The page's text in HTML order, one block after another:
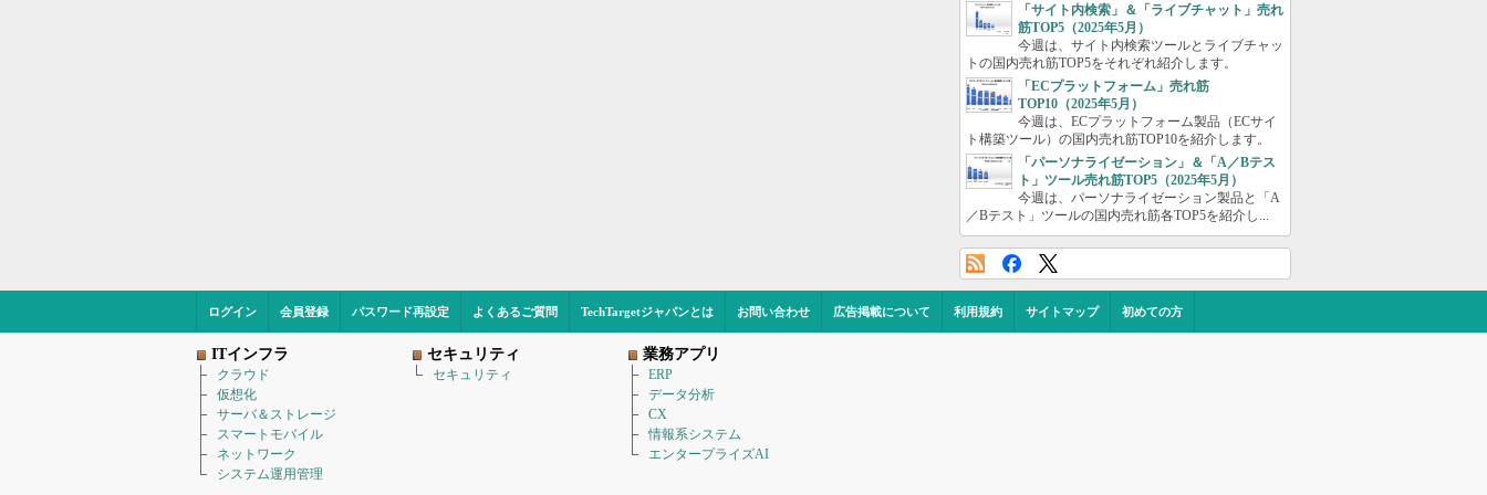
「サイト内検索」＆「ライブチャット」売れ
筋TOP5（2025年5月）
今週は、サイト内検索ツールとライブチャッ
トの国内売れ筋TOP5をそれぞれ紹介します。
「ECプラットフォーム」売れ筋
TOP10（2025年5月）
今週は、ECプラットフォーム製品（ECサイ
ト構築ツール）の国内売れ筋TOP10を紹介します。
「パーソナライゼーション」＆「A／Bテス
ト」ツール売れ筋TOP5（2025年5月）
今週は、パーソナライゼーション製品と「A
／Bテスト」ツールの国内売れ筋各TOP5を紹介し...
ログイン 会員登録 パスワード再設定 よくあるご質問 TechTargetジャパンとは お問い合わせ 広告掲載について 利用規約 サイトマップ 初めての方
ITインフラ
クラウド
仮想化
サーバ＆ストレージ
スマートモバイル
ネットワーク
システム運用管理
セキュリティ
セキュリティ
業務アプリ
ERP
データ分析
CX
情報系システム
エンタープライズAI